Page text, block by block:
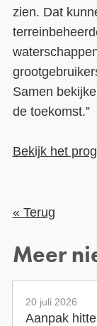
zien. Dat
Samen
de toekomst.”
Bekijk het
« Terug
Meer
20 juli 2026
Aanpak